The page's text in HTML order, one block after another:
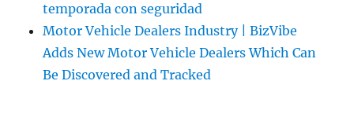
temporada con seguridad
Motor Vehicle Dealers Industry | BizVibe
Adds New Motor Vehicle Dealers Which Can
Be Discovered and Tracked